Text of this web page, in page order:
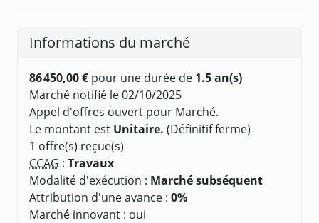
Informations du marché
86 450,00 € pour une durée de 1.5 an(s)
Marché notifié le 02/10/2025
Appel d'offres ouvert pour Marché.
Le montant est Unitaire. (Définitif ferme)
1 offre(s) reçue(s)
CCAG : Travaux
Modalité d'exécution : Marché subséquent
Attribution d'une avance : 0%
Marché innovant : oui